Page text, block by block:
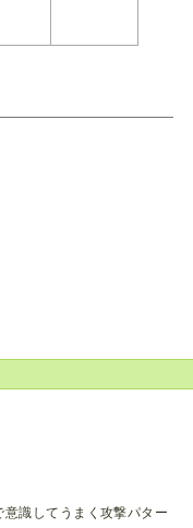
識してうまく攻撃パター